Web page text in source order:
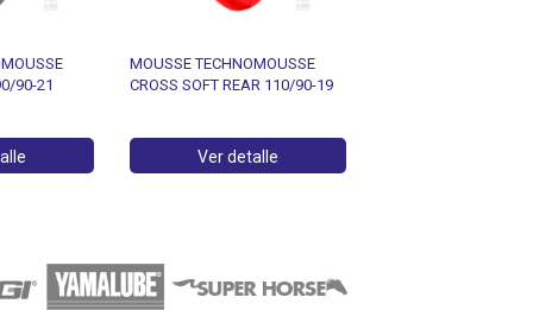
90-21
MOUSSE TECHNOMOUSSE
CROSS SOFT REAR 110/90-19
Ver detalle